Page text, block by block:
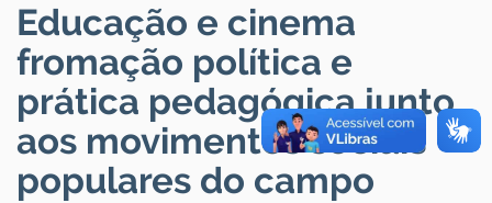
Educação e cinema
fromação política e
prática pedagógica junto
aos movimentos sociais
populares do campo